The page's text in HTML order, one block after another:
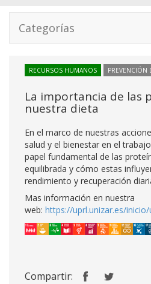
Categorías
RECURSOS HUMANOS PREVENCIÓN
La importancia de las
nuestra dieta
En el marco de nuestras
salud y el bienestar en el
papel fundamental de las
equilibrada y cómo estas
rendimiento y recuperación
Mas información en nuestra
web: https://uprl.unizar.es/
Compartir: